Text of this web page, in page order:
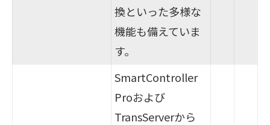
換といった多様な
機能も備えていま
す。
SmartController
Proおよび
TransServerから